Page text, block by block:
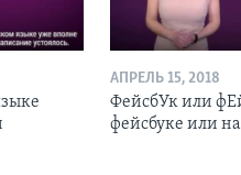
АПРЕЛЬ 15, 2018
ФейсбУк или
фейсбуке или